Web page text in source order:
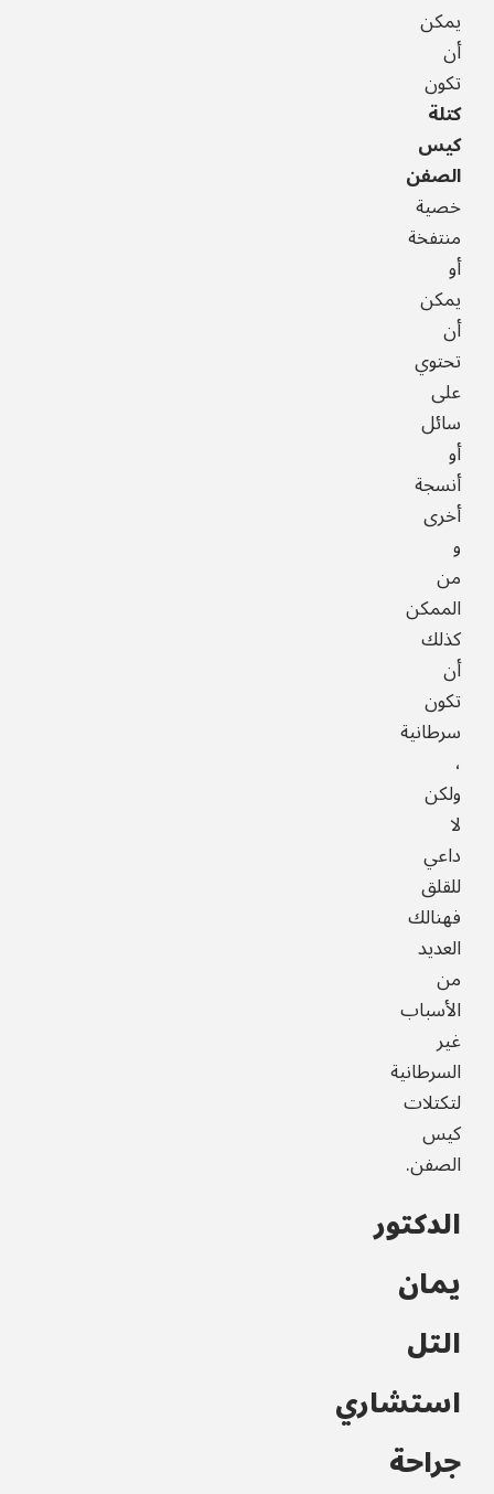
يمكن
أن
تكون
كتلة
كيس
الصفن
خصية
منتفخة
أو
يمكن
أن
تحتوي
على
سائل
أو
أنسجة
أخرى
و
من
الممكن
كذلك
أن
تكون
سرطانية
،
ولكن
لا
داعي
للقلق
فهنالك
العديد
من
الأسباب
غير
السرطانية
لتكتلات
كيس
الصفن.
الدكتور
يمان
التل
استشاري
جراحة